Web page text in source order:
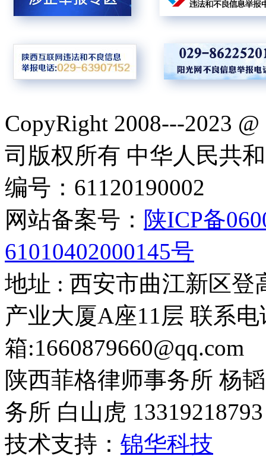
CopyRight 2008---2023
司版权所有 中华人民共
编号：61120190002
网站备案号： 陕ICP备
61010402000145号
地址 : 西安市曲江新区登
产业大厦A座11层 联系电
箱:1660879660@qq.com
陕西菲格律师事务所 杨
务所 白山虎 13319218793
技术支持： 锦华科技